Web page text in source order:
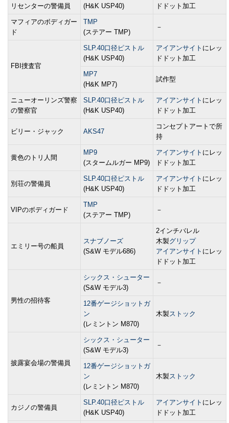
リセンターの警備員
(H&K USP40)
ドドット加工
マフィアのボディガー
ド
TMP
(ステアー TMP)
－
FBI捜査官
SLP.40口径ピストル
(H&K USP40)
アイアンサイト にレッ
ドドット加工
MP7
(H&K MP7)
試作型
ニューオーリンズ警察
の警察官
SLP.40口径ピストル
(H&K USP40)
アイアンサイト にレッ
ドドット加工
ビリー・ジャック AKS47
コンセプトアートで所
持
黄色のトリ人間
MP9
(スタームルガー MP9)
アイアンサイト にレッ
ドドット加工
別荘の警備員
SLP.40口径ピストル
(H&K USP40)
アイアンサイト にレッ
ドドット加工
VIPのボディガード
TMP
(ステアー TMP)
－
エミリー号の船員
スナブノーズ
(S&W モデル686)
2インチバレル
木製グリップ
アイアンサイト にレッ
ドドット加工
男性の招待客
シックス・シューター
(S&W モデル3)
－
12番ゲージショットガ
ン
(レミントン M870)
木製ストック
披露宴会場の警備員
シックス・シューター
(S&W モデル3)
－
12番ゲージショットガ
ン
(レミントン M870)
木製ストック
カジノの警備員
SLP.40口径ピストル
(H&K USP40)
アイアンサイト にレッ
ドドット加工